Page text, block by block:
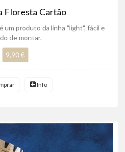
Floresta Cartão
um produto da linha "light", fácil e
de montar.
9,90 €
Info